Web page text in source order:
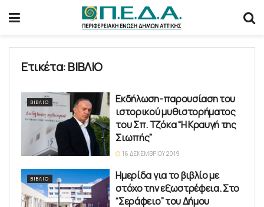
Ετικέτα:ΒΙΒΛΙΟ
ΒΙΒΛΊΟ
Eκδήλωση-παρουσίαση του
ιστορικού μυθιστορήματος
του Σπ. Τζόκα “Η Κραυγή της
Σιωπής”
16 ΔΕΚΕΜΒΡΊΟΥ 2019
ΒΙΒΛΊΟ
Ημερίδα για το βιβλίο με
στόχο την εξωστρέφεια. Στο
“Σεράφειο” του Δήμου